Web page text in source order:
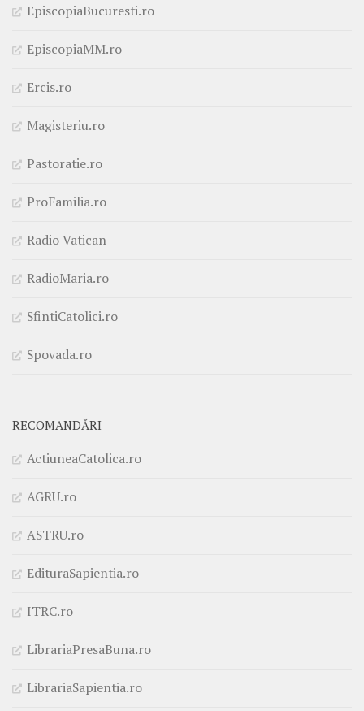
EpiscopiaBucuresti.ro
EpiscopiaMM.ro
Ercis.ro
Magisteriu.ro
Pastoratie.ro
ProFamilia.ro
Radio Vatican
RadioMaria.ro
SfintiCatolici.ro
Spovada.ro
RECOMANDĂRI
ActiuneaCatolica.ro
AGRU.ro
ASTRU.ro
EdituraSapientia.ro
ITRC.ro
LibrariaPresaBuna.ro
LibrariaSapientia.ro